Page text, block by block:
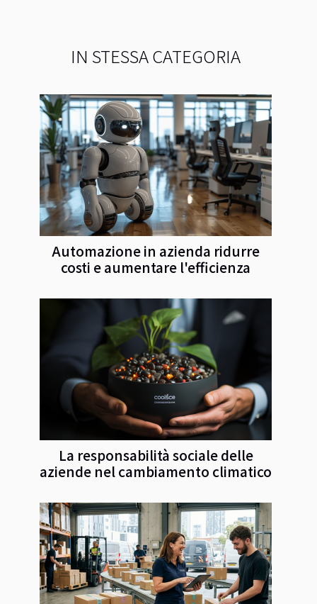
IN STESSA CATEGORIA
Automazione in azienda ridurre
costi e aumentare l'efficienza
La responsabilità sociale delle
aziende nel cambiamento climatico